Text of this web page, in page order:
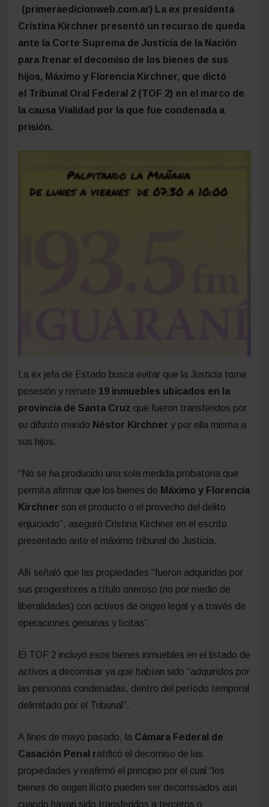
(primeraedicionweb.com.ar) La ex presidenta
Cristina Kirchner presentó un recurso de queda
ante la Corte Suprema de Justicia de la Nación
para frenar el decomiso de los bienes de sus
hijos, Máximo y Florencia Kirchner, que dictó
el Tribunal Oral Federal 2 (TOF 2) en el marco de
la causa Vialidad por la que fue condenada a
prisión.
La ex jefa de Estado busca evitar que la Justicia tome
posesión y remate 19 inmuebles ubicados en la
provincia de Santa Cruz que fueron transferidos por
su difunto marido Néstor Kirchner y por ella misma a
sus hijos.
“No se ha producido una sola medida probatoria que
permita afirmar que los bienes de Máximo y Florencia
Kirchner son el producto o el provecho del delito
enjuiciado”, aseguró Cristina Kirchner en el escrito
presentado ante el máximo tribunal de Justicia.
Allí señaló que las propiedades “fueron adquiridas por
sus progenitores a título oneroso (no por medio de
liberalidades) con activos de origen legal y a través de
operaciones genuinas y lícitas”.
El TOF 2 incluyó esos bienes inmuebles en el listado de
activos a decomisar ya que habían sido “adquiridos por
las personas condenadas, dentro del período temporal
delimitado por el Tribunal”.
A fines de mayo pasado, la Cámara Federal de
Casación Penal ratificó el decomiso de las
propiedades y reafirmó el principio por el cual “los
bienes de origen ilícito pueden ser decomisados aún
cuando hayan sido transferidos a terceros o